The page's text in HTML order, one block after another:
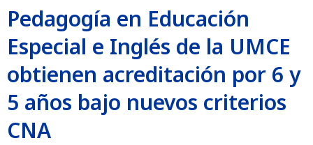
Pedagogía en Educación
Especial e Inglés de la UMCE
obtienen acreditación por 6 y
5 años bajo nuevos criterios
CNA